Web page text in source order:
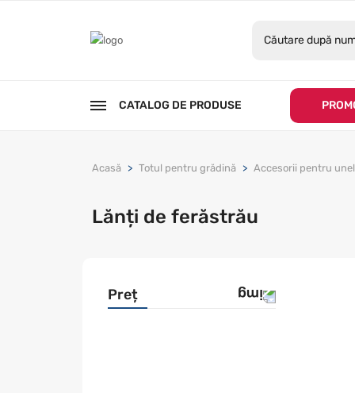
CATALOG DE PRODUSE
Acasă Totul pentru grădină Accesorii pentru
Lănți de ferăstrău
Preț